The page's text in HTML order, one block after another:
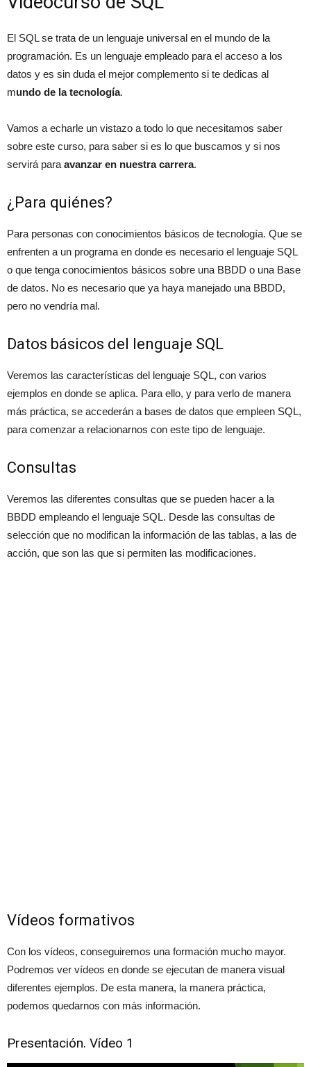
El SQL se trata de un lenguaje universal en el mundo de la
programación. Es un lenguaje empleado para el acceso a los
datos y es sin duda el mejor complemento si te dedicas al
mundo de la tecnología.
Vamos a echarle un vistazo a todo lo que necesitamos saber
sobre este curso, para saber si es lo que buscamos y si nos
servirá para avanzar en nuestra carrera.
¿Para quiénes?
Para personas con conocimientos básicos de tecnología. Que se
enfrenten a un programa en donde es necesario el lenguaje SQL
o que tenga conocimientos básicos sobre una BBDD o una Base
de datos. No es necesario que ya haya manejado una BBDD,
pero no vendría mal.
Datos básicos del lenguaje SQL
Veremos las características del lenguaje SQL, con varios
ejemplos en donde se aplica. Para ello, y para verlo de manera
más práctica, se accederán a bases de datos que empleen SQL,
para comenzar a relacionarnos con este tipo de lenguaje.
Consultas
Veremos las diferentes consultas que se pueden hacer a la
BBDD empleando el lenguaje SQL. Desde las consultas de
selección que no modifican la información de las tablas, a las de
acción, que son las que si permiten las modificaciones.
Vídeos formativos
Con los vídeos, conseguiremos una formación mucho mayor.
Podremos ver vídeos en donde se ejecutan de manera visual
diferentes ejemplos. De esta manera, la manera práctica,
podemos quedarnos con más información.
Presentación. Vídeo 1